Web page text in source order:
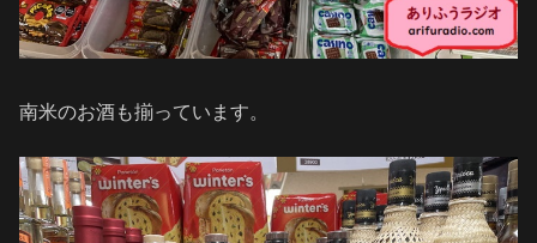
南米のお酒も揃っています。